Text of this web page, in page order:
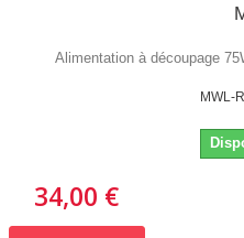
Alimentation à découpage
MWL-
34,00 €